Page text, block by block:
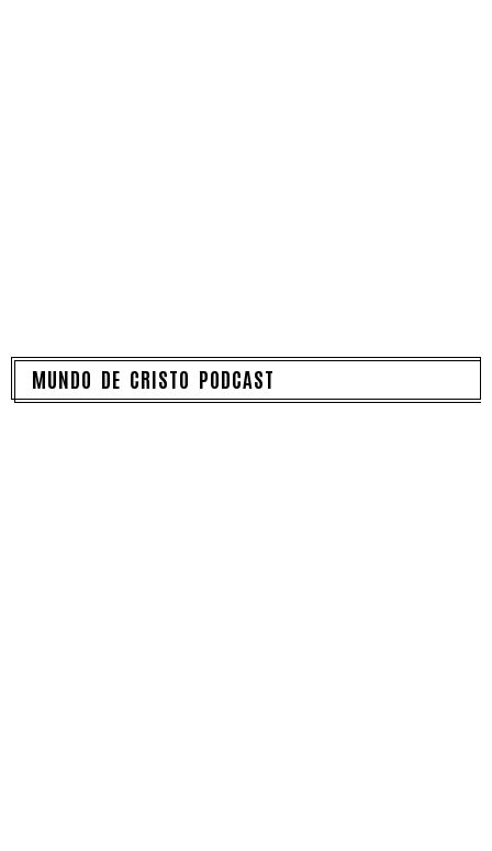
MUNDO DE CRISTO PODCAST